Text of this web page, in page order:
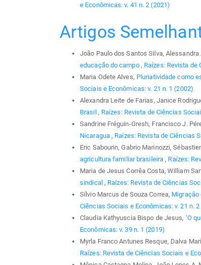
e Econômicas: v. 41 n. 2 (2021)
Artigos
João Paulo dos Santos Silva, Alessandra
educação do campo , Raízes: Revista de
Maria Odete Alves, Pluriatividade como
Sociais e Econômicas: v. 21 n. 1 (2002)
Alexandra Leite de Farias, Janice
Brasil , Raízes: Revista de Ciências
Sandrine Fréguin-Gresh, Francisco J.
Nicaragua , Raízes: Revista de Ciências
Eric Sabourin, Gabrio Marinozzi,
agricultura familiar brasileira , Raízes:
Maria de Jesus Corrêa Costa, William
sindical , Raízes: Revista de Ciências
Sílvio Marcus de Souza Correa, Migração
Ciências Sociais e Econômicas: v. 21 n. 2
Claudia Kathyuscia Bispo de Jesus, ‘O
Econômicas: v. 39 n. 1 (2019)
Myrla Franco Antunes Resque, Dalva
Raízes: Revista de Ciências Sociais e